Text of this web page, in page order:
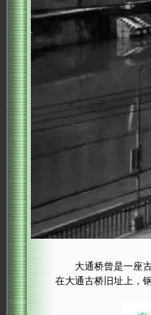
大通桥曾是一座古
在大通古桥旧址上，